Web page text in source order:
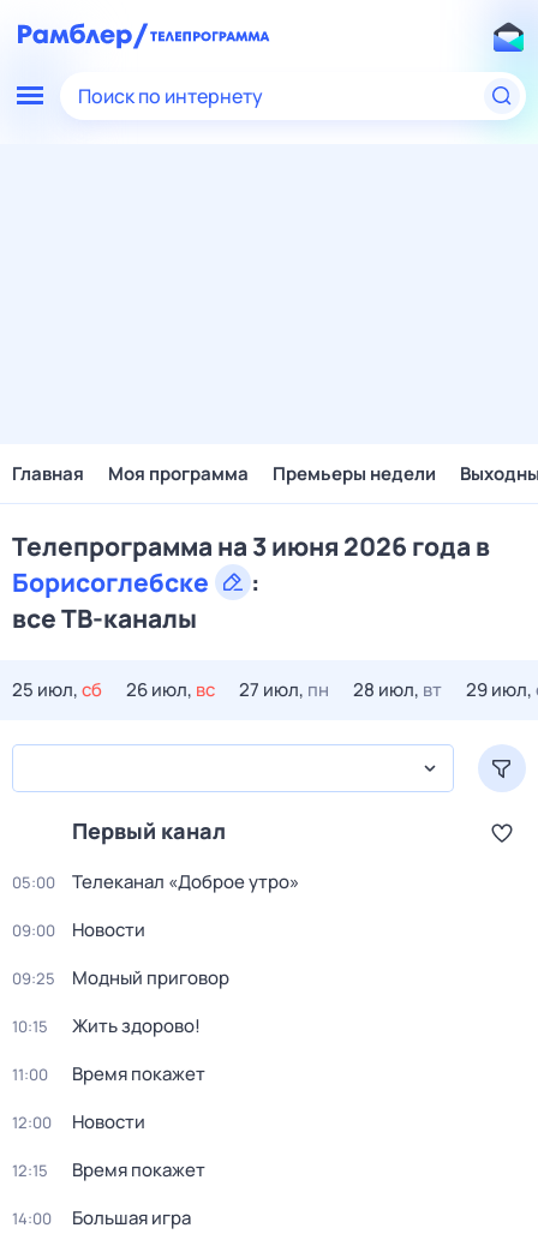
Поиск по интернету
Главная Моя программа Премьеры недели
Телепрограмма на 3 июня 2026 года в
Борисоглебске
:
все ТВ-каналы
25 июл,сб 26 июл, вс 27 июл, пн 28 июл, вт 29 июл,
Первый канал
05:00 Телеканал «Доброе утро»
09:00 Новости
09:25 Модный приговор
10:15 Жить здорово!
11:00 Время покажет
12:00 Новости
12:15 Время покажет
14:00 Большая игра